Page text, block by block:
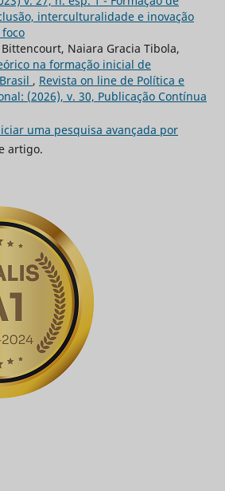
interculturalidade e inovação
Naiara Gracia Tibola,
na formação inicial de
, Revista on line de Política e
(2026), v. 30, Publicação Contínua
uma pesquisa avançada por
artigo.